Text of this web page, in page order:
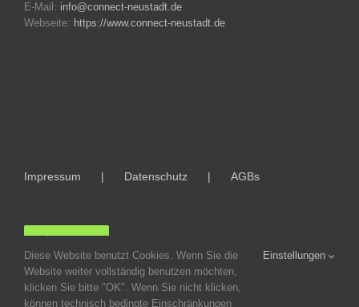
E-Mail: info@connect-neustadt.de
Webseite: https://www.connect-neustadt.de
Impressum Datenschutz AGBs
Diese Website benutzt Cookies. Wenn Sie die
Website weiter vollständig benutzen möchten,
klicken Sie bitte "OK". Wenn Sie nicht klicken,
können technisch bedingte Einschränkungen
Einstellungen